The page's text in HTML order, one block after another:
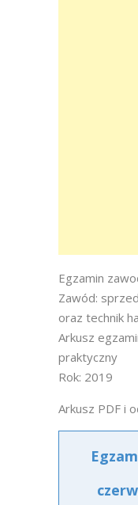
Egzamin
Zawód:
oraz technik
Arkusz
praktyczny
Rok: 2019
Arkusz PDF i